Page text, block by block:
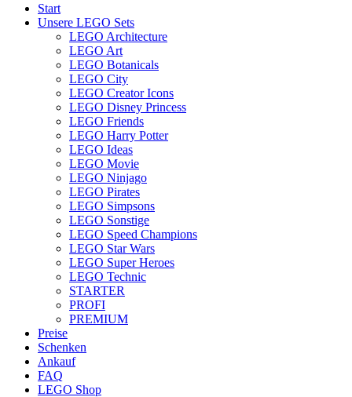
Start
Unsere LEGO Sets
LEGO Architecture
LEGO Art
LEGO Botanicals
LEGO City
LEGO Creator Icons
LEGO Disney Princess
LEGO Friends
LEGO Harry Potter
LEGO Ideas
LEGO Movie
LEGO Ninjago
LEGO Pirates
LEGO Simpsons
LEGO Sonstige
LEGO Speed Champions
LEGO Star Wars
LEGO Super Heroes
LEGO Technic
STARTER
PROFI
PREMIUM
Preise
Schenken
Ankauf
FAQ
LEGO Shop